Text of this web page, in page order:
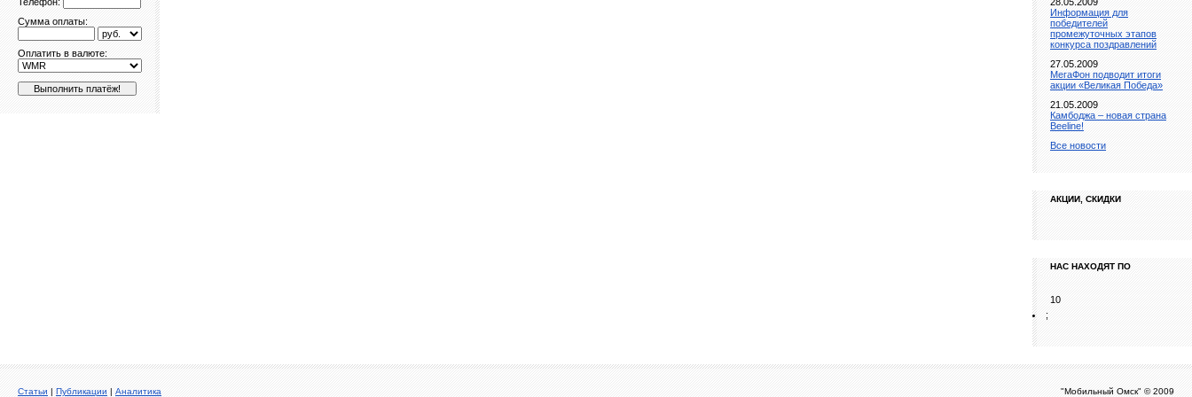
Сумма оплаты:
Оплатить в валюте:
Информация для
победителей
промежуточных этапов
конкурса поздравлений
27.05.2009
МегаФон подводит итоги
акции «Великая Победа»
21.05.2009
Камбоджа – новая страна
Beeline!
Все новости
АКЦИИ, СКИДКИ
НАС НАХОДЯТ ПО
10
;
"Мобильный Омск" © 2009
Cтатьи | Публикации | Аналитика